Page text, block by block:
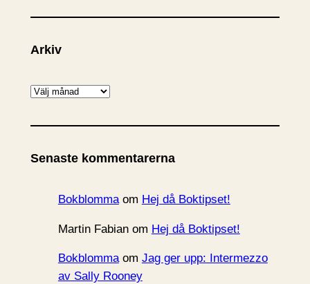
Arkiv
A
k
v
Senaste kommentarerna
Bokblommaom Hej då Boktipset!
Martin Fabianom Hej då Boktipset!
Bokblommaom Jag ger upp: Intermezzo
av Sally Rooney